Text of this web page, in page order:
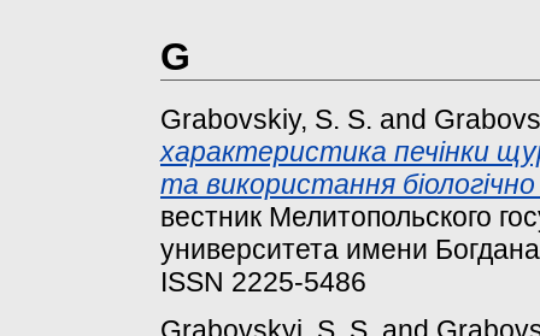
G
Grabovskiy, S. S. and
характеристика печінки
та використання
вестник Мелитопольского
университета имени
ISSN 2225-5486